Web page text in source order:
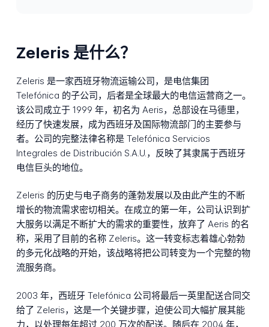
Zeleris 是什么？
Zeleris 是一家西班牙物流运输公司，是电信集团
Telefónica 的子公司，后者是全球最大的电信运营商之一。
该公司成立于 1999 年，初名为 Aeris，总部设在马德里，
经历了快速发展，成为西班牙及国际物流部门的主要参与
者。公司的完整法律名称是 Telefónica Servicios
Integrales de Distribución S.A.U.，反映了其隶属于西班牙
电信巨头的地位。
Zeleris 的历史与电子商务的蓬勃发展以及由此产生的不断
增长的物流需求密切相关。在成立的第一年，公司认识到扩
大服务以满足不断扩大的需求的重要性，放弃了 Aeris 的名
称，采用了目前的名称 Zeleris。这一转变标志着雄心勃勃
的多元化战略的开始，该战略将把公司转变为一个完整的物
流服务商。
2003 年，西班牙 Telefónica 公司将最后一英里配送合同交
给了 Zeleris，这是一个关键步骤，迫使公司大幅扩展其能
力，以处理每年超过 200 万次的配送。随后在 2004 年，